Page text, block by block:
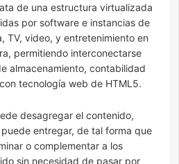
de una estructura virtualizada
por software e instancias de
TV, video, y entretenimiento en
permitiendo interconectarse
almacenamiento, contabilidad
tecnología web de HTML5.
desagregar el contenido,
entregar, de tal forma que
o complementar a los
sin necesidad de pasar por